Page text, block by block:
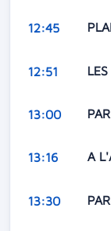
12:45
12:51
13:00
13:16 A
13:30